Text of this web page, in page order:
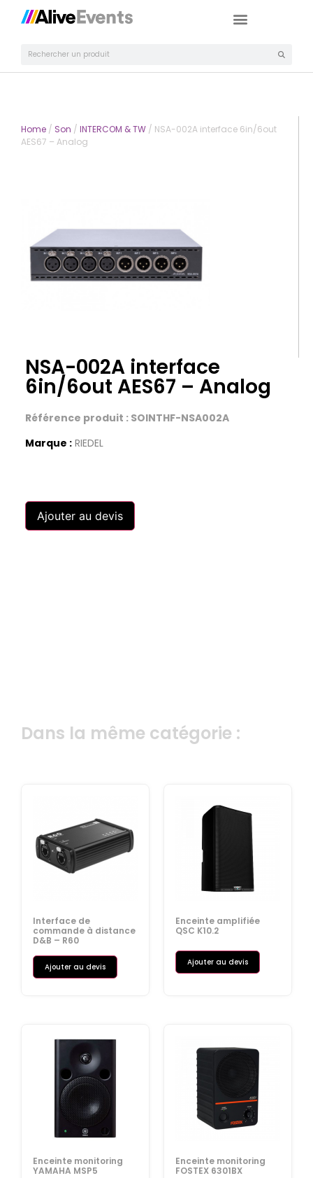
Home / Son / INTERCOM & TW / NSA-002A interface 6in/6out
AES67 – Analog
NSA-002A interface
6in/6out AES67 – Analog
Référence produit : SOINTHF-NSA002A
Marque : RIEDEL
Ajouter au devis
Dans la même catégorie :
Interface de
commande à distance
D&B – R60
Ajouter au devis
Enceinte amplifiée
QSC K10.2
Ajouter au devis
Enceinte monitoring
YAMAHA MSP5
Enceinte monitoring
FOSTEX 6301BX